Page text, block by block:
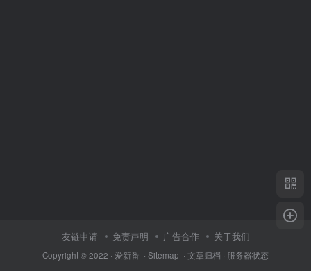
友链申请 免责声明 广告合作 关于我们
Copyright © 2022 · 爱新番 · Sitemap · 文章归档 · 服务器状态